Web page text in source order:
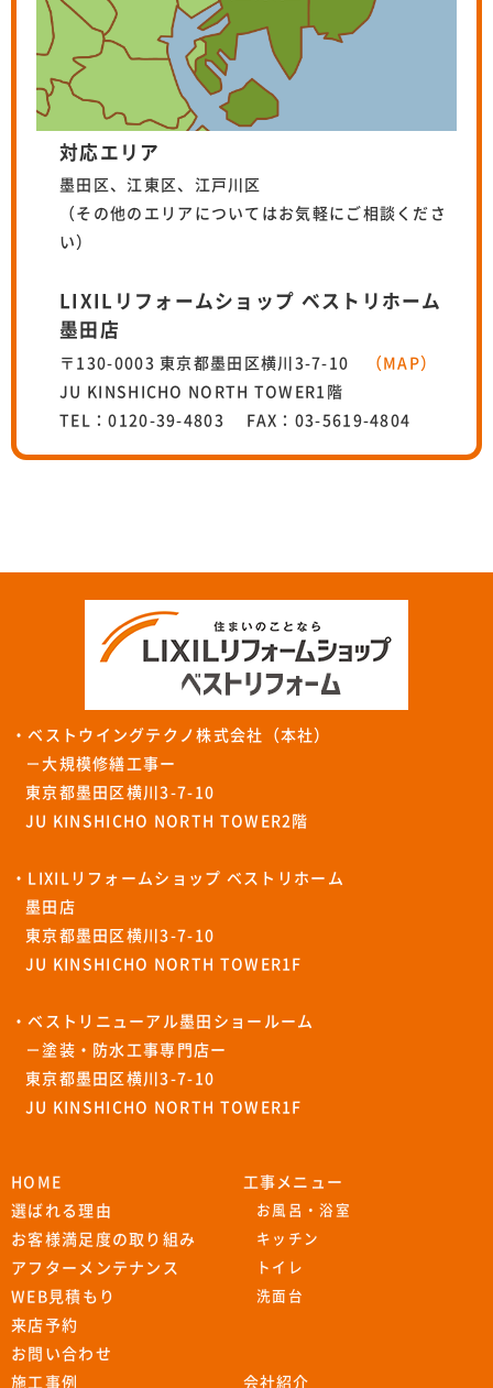
対応エリア
墨田区、江東区、江戸川区
（その他のエリアについてはお気軽にご相談くださ
い）
LIXILリフォームショップ ベストリホーム
墨田店
〒130-0003 東京都墨田区横川3-7-10
（MAP）
JU KINSHICHO NORTH TOWER1階
TEL：0120-39-4803 FAX：03-5619-4804
・ベストウイングテクノ株式会社（本社）
－大規模修繕工事ー
東京都墨田区横川3-7-10
JU KINSHICHO NORTH TOWER2階
・LIXILリフォームショップ ベストリホーム
墨田店
東京都墨田区横川3-7-10
JU KINSHICHO NORTH TOWER1F
・ベストリニューアル墨田ショールーム
－塗装・防水工事専門店ー
東京都墨田区横川3-7-10
JU KINSHICHO NORTH TOWER1F
HOME
選ばれる理由
お客様満足度の取り組み
アフターメンテナンス
WEB見積もり
来店予約
お問い合わせ
工事メニュー
お風呂・浴室
キッチン
トイレ
洗面台
施工事例 会社紹介